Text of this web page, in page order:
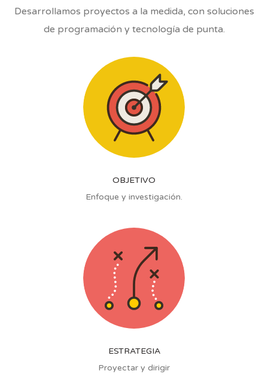
Desarrollamos proyectos a la medida, con soluciones
de programación y tecnología de punta.
OBJETIVO
Enfoque y investigación.
ESTRATEGIA
Proyectar y dirigir